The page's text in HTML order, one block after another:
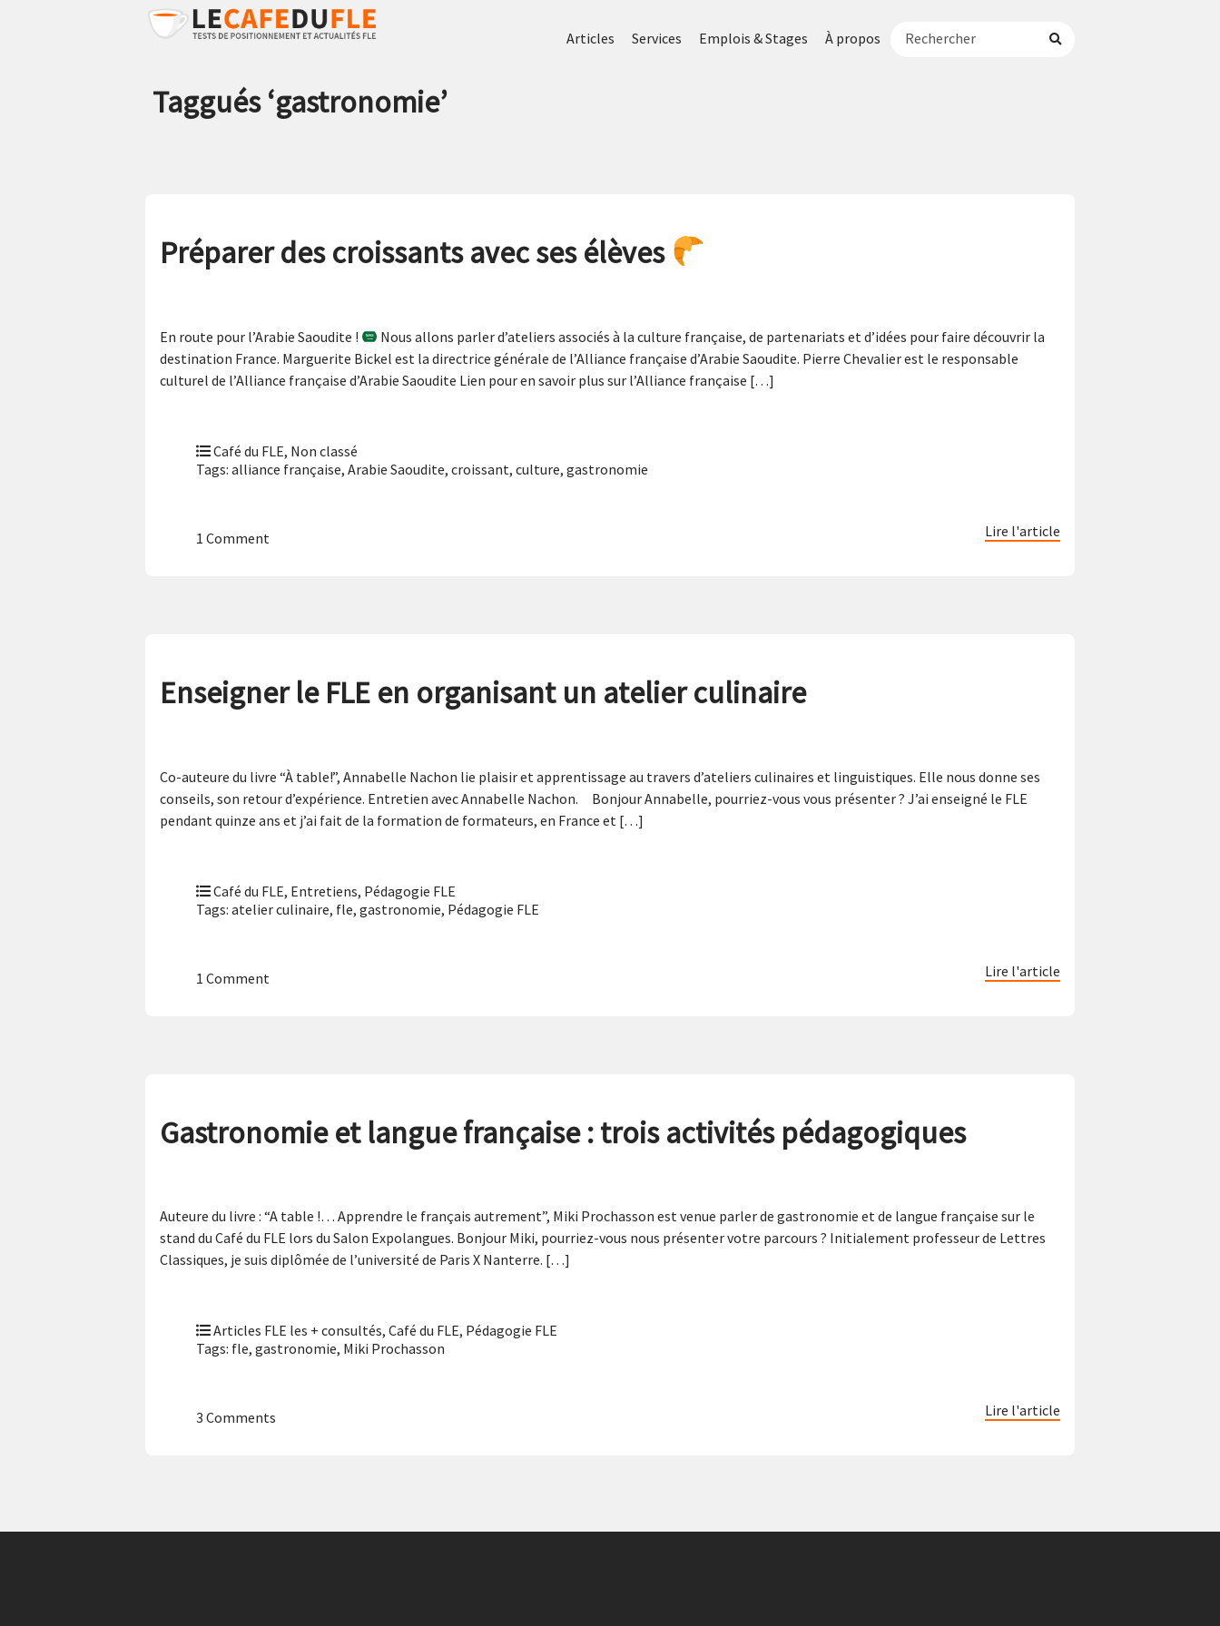
Articles Services Emplois & Stages À propos
Taggués ‘gastronomie’
Préparer des croissants avec ses élèves
En route pour l’Arabie Saoudite !
Nous allons parler d’ateliers associés à la culture française, de partenariats et d’idées pour faire découvrir la
destination France. Marguerite Bickel est la directrice générale de l’Alliance française d’Arabie Saoudite. Pierre Chevalier est le responsable
culturel de l’Alliance française d’Arabie Saoudite Lien pour en savoir plus sur l’Alliance française […]
Café du FLE, Non classé
Tags: alliance française, Arabie Saoudite, croissant, culture, gastronomie
1 Comment Lire l'article
Enseigner le FLE en organisant un atelier culinaire
Co-auteure du livre “À table!”, Annabelle Nachon lie plaisir et apprentissage au travers d’ateliers culinaires et linguistiques. Elle nous donne ses
conseils, son retour d’expérience. Entretien avec Annabelle Nachon. Bonjour Annabelle, pourriez-vous vous présenter ? J’ai enseigné le FLE
pendant quinze ans et j’ai fait de la formation de formateurs, en France et […]
Café du FLE, Entretiens, Pédagogie FLE
Tags: atelier culinaire, fle, gastronomie, Pédagogie FLE
1 Comment Lire l'article
Gastronomie et langue française : trois activités pédagogiques
Auteure du livre : “A table !… Apprendre le français autrement”, Miki Prochasson est venue parler de gastronomie et de langue française sur le
stand du Café du FLE lors du Salon Expolangues. Bonjour Miki, pourriez-vous nous présenter votre parcours ? Initialement professeur de Lettres
Classiques, je suis diplômée de l’université de Paris X Nanterre. […]
Articles FLE les + consultés, Café du FLE, Pédagogie FLE
Tags: fle, gastronomie, Miki Prochasson
3 Comments Lire l'article